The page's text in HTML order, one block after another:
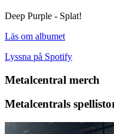
Deep Purple - Splat!
Läs om albumet
Lyssna på Spotify
Metalcentral merch
Metalcentrals